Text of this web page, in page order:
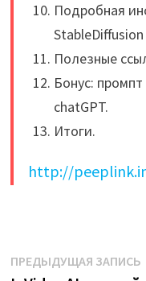
Подробная
Полезные
Бонус:
chatGPT.
Итоги.
http://
Навигация
ПРЕДЫДУЩАЯ ЗАПИСЬ